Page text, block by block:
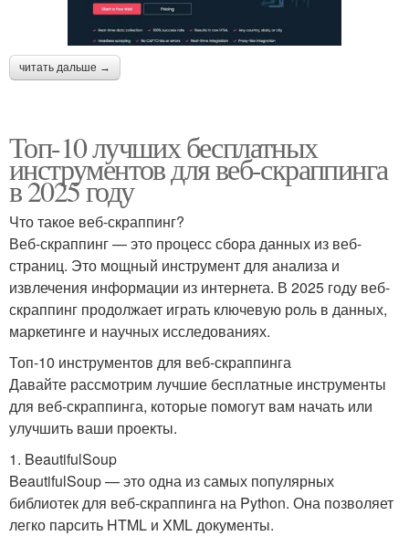
читать дальше →
Топ-10 лучших бесплатных
инструментов для веб-скраппинга
в 2025 году
Что такое веб-скраппинг?
Веб-скраппинг — это процесс сбора данных из веб-
страниц. Это мощный инструмент для анализа и
извлечения информации из интернета. В 2025 году веб-
скраппинг продолжает играть ключевую роль в данных,
маркетинге и научных исследованиях.
Топ-10 инструментов для веб-скраппинга
Давайте рассмотрим лучшие бесплатные инструменты
для веб-скраппинга, которые помогут вам начать или
улучшить ваши проекты.
1. BeautifulSoup
BeautifulSoup — это одна из самых популярных
библиотек для веб-скраппинга на Python. Она позволяет
легко парсить HTML и XML документы.